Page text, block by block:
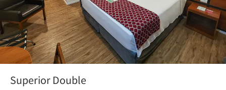
Superior Double